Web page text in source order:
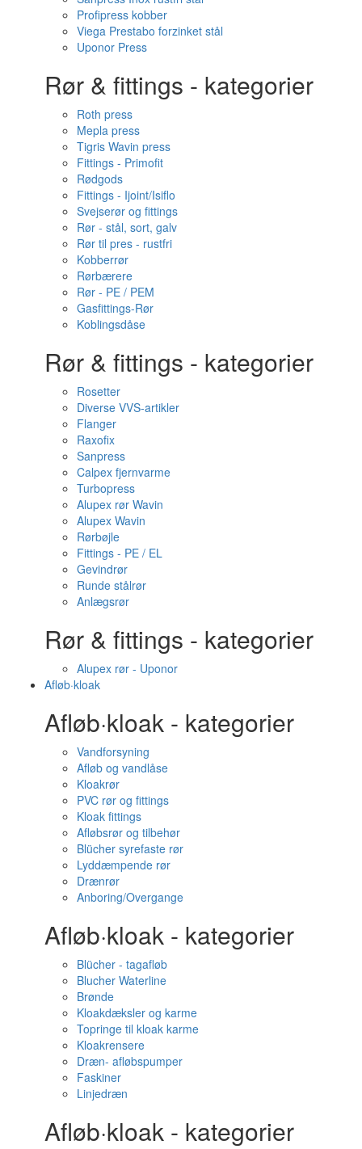
Profipress kobber
Viega Prestabo forzinket stål
Uponor Press
Rør & fittings - kategorier
Roth press
Mepla press
Tigris Wavin press
Fittings - Primofit
Rødgods
Fittings - Ijoint/Isiflo
Svejserør og fittings
Rør - stål, sort, galv
Rør til pres - rustfri
Kobberrør
Rørbærere
Rør - PE / PEM
Gasfittings-Rør
Koblingsdåse
Rør & fittings - kategorier
Rosetter
Diverse VVS-artikler
Flanger
Raxofix
Sanpress
Calpex fjernvarme
Turbopress
Alupex rør Wavin
Alupex Wavin
Rørbøjle
Fittings - PE / EL
Gevindrør
Runde stålrør
Anlægsrør
Rør & fittings - kategorier
Alupex rør - Uponor
Afløb·kloak
Afløb·kloak - kategorier
Vandforsyning
Afløb og vandlåse
Kloakrør
PVC rør og fittings
Kloak fittings
Afløbsrør og tilbehør
Blücher syrefaste rør
Lyddæmpende rør
Drænrør
Anboring/Overgange
Afløb·kloak - kategorier
Blücher - tagafløb
Blucher Waterline
Brønde
Kloakdæksler og karme
Topringe til kloak karme
Kloakrensere
Dræn- afløbspumper
Faskiner
Linjedræn
Afløb·kloak - kategorier